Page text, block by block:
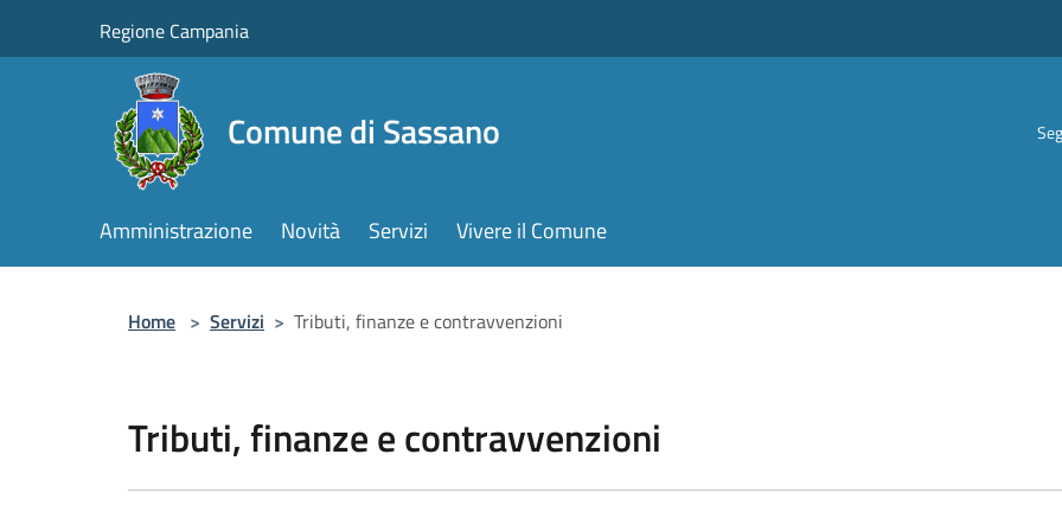
Regione Campania
Comune di Sassano
Amministrazione Novità Servizi Vivere il Comune
Home > Servizi > Tributi, finanze e contravvenzioni
Tributi, finanze e contravvenzioni